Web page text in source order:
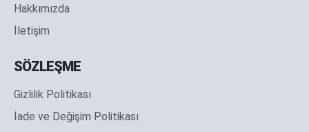
Hakkımızda
İletişim
SÖZLEŞME
Gizlilik Politikası
İade ve Değişim Politikası